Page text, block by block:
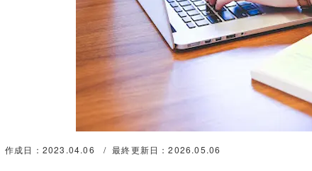
作成日：2023.04.06 最終更新日：2026.05.06